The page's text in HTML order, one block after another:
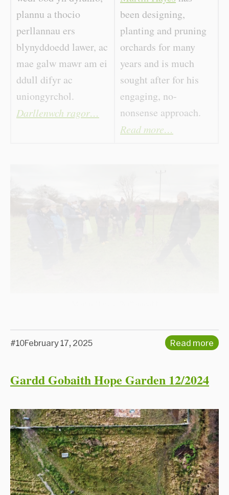
plannu a thocio
perllannau ers
blynyddoedd lawer, ac
mae galw mawr am ei
ddull difyr ac
uniongyrchol.
Darllenwch ragor…
been designing,
planting and pruning
orchards for many
years and is much
sought after for his
engaging, no-
nonsense approach.
Read more…
#10February 17, 2025 Read more
Gardd Gobaith Hope Garden 12/2024